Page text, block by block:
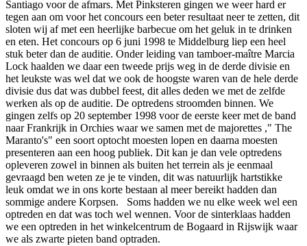
Santiago voor de afmars. Met Pinksteren gingen we weer hard er
tegen aan om voor het concours een beter resultaat neer te zetten, dit
sloten wij af met een heerlijke barbecue om het geluk in te drinken
en eten. Het concours op 6 juni 1998 te Middelburg liep een heel
stuk beter dan de auditie. Onder leiding van tamboer-maître Marcia
Lock haalden we daar een tweede prijs weg in de derde divisie en
het leukste was wel dat we ook de hoogste waren van de hele derde
divisie dus dat was dubbel feest, dit alles deden we met de zelfde
werken als op de auditie. De optredens stroomden binnen. We
gingen zelfs op 20 september 1998 voor de eerste keer met de band
naar Frankrijk in Orchies waar we samen met de majorettes ," The
Maranto's" een soort optocht moesten lopen en daarna moesten
presenteren aan een hoog publiek. Dit kan je dan vele optredens
opleveren zowel in binnen als buiten het terrein als je eenmaal
gevraagd ben weten ze je te vinden, dit was natuurlijk hartstikke
leuk omdat we in ons korte bestaan al meer bereikt hadden dan
sommige andere Korpsen. Soms hadden we nu elke week wel een
optreden en dat was toch wel wennen. Voor de sinterklaas hadden
we een optreden in het winkelcentrum de Bogaard in Rijswijk waar
we als zwarte pieten band optraden.